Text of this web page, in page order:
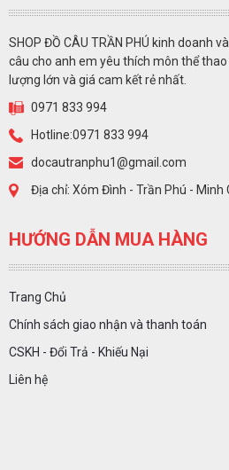
SHOP ĐỒ CÂU TRẦN PHÚ kinh doanh
câu cho anh em yêu thích môn thể
lượng lớn và giá cam kết rẻ nhất.
0971 833 994
Hotline:0971 833 994
docautranphu1@gmail.com
Địa chỉ: Xóm Đình - Trần Phú - Minh
HƯỚNG DẪN MUA HÀNG
Trang Chủ
Chính sách giao nhận và thanh toán
CSKH - Đổi Trả - Khiếu Nại
Liên hệ